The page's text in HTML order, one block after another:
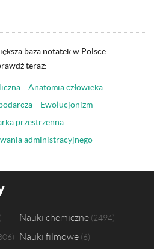
baza notatek w Polsce.
teraz:
Anatomia człowieka
Ewolucjonizm
przestrzenna
administracyjnego
Nauki chemiczne 2494
Nauki filmowe 6